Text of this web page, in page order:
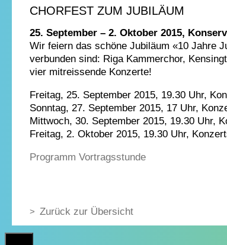
CHORFEST ZUM JUBILÄUM
25. September – 2. Oktober 2015,
Wir feiern das schöne Jubiläum «10 Jahre
verbunden sind: Riga Kammerchor,
vier mitreissende Konzerte!
Freitag, 25. September 2015, 19.30 Uhr,
Sonntag, 27. September 2015, 17 Uhr,
Mittwoch, 30. September 2015, 19.30 Uhr,
Freitag, 2. Oktober 2015, 19.30 Uhr,
Programm Vortragsstunde
Zurück zur Übersicht